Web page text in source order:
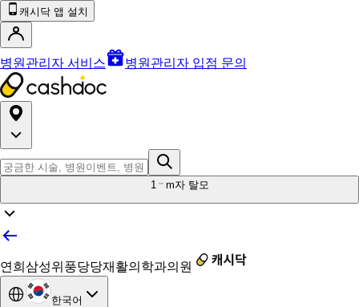
캐시닥 앱 설치
병원관리자 서비스 병원관리자 입점 문의
1 m자 탈모
연희삼성위풍당당재활의학과의원
한국어